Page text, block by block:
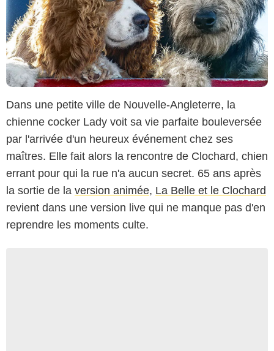
Dans une petite ville de Nouvelle-Angleterre, la
chienne cocker Lady voit sa vie parfaite bouleversée
par l'arrivée d'un heureux événement chez ses
maîtres. Elle fait alors la rencontre de Clochard, chien
errant pour qui la rue n'a aucun secret. 65 ans après
la sortie de la version animée, La Belle et le Clochard
revient dans une version live qui ne manque pas d'en
reprendre les moments culte.